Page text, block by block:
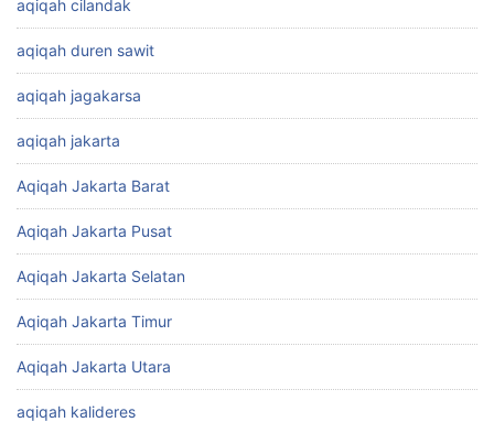
aqiqah cilandak
aqiqah duren sawit
aqiqah jagakarsa
aqiqah jakarta
Aqiqah Jakarta Barat
Aqiqah Jakarta Pusat
Aqiqah Jakarta Selatan
Aqiqah Jakarta Timur
Aqiqah Jakarta Utara
aqiqah kalideres